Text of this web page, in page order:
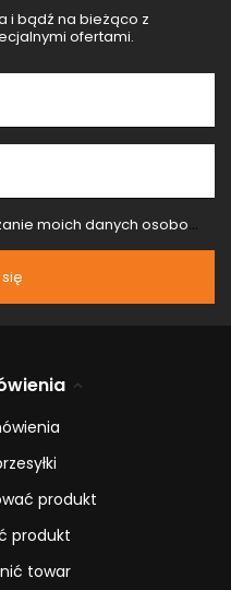
i bądź na bieżąco z
ofertami.
wysyłki newslettera z informacją handlową (marketing). Więcej w
produkt
produkt
towar